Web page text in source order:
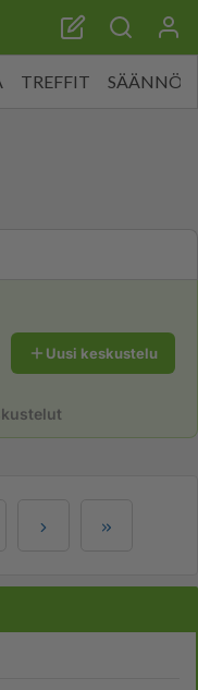
TREFFIT SÄÄNNÖT
Uusi keskustelu